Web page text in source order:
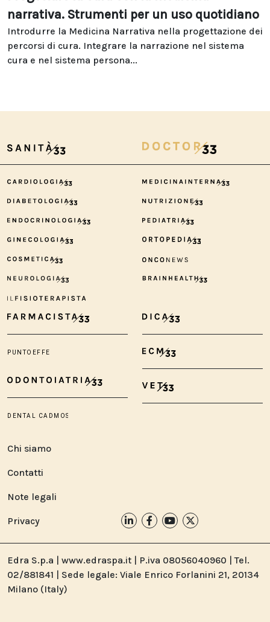
narrativa. Strumenti per un uso quotidiano
Introdurre la Medicina Narrativa nella progettazione dei
percorsi di cura. Integrare la narrazione nel sistema
cura e nel sistema persona...
Chi siamo
Contatti
Note legali
Privacy
Edra S.p.a | www.edraspa.it | P.iva 08056040960 | Tel.
02/881841 | Sede legale: Viale Enrico Forlanini 21, 20134
Milano (Italy)